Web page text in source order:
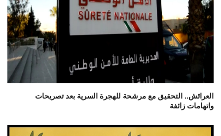
العرائش.. التحقيق مع مرشحة للهجرة السرية بعد تصريحات
واتهامات زائفة